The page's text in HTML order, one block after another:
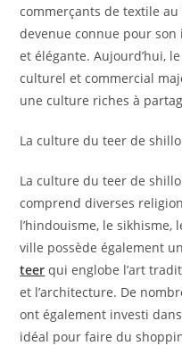
commerçants de textile
devenue connue pour
et élégante. Aujourd’hui,
culturel et commercial
une culture riches à
La culture du teer de
La culture du teer de
comprend diverses
l’hindouisme, le
ville possède également
teer qui englobe l’art
et l’architecture. De
ont également investi
idéal pour faire du